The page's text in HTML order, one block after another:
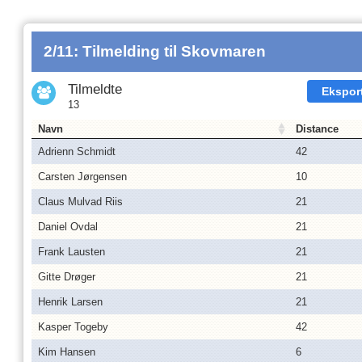
2/11: Tilmelding til Skovmaren
Tilmeldte
13
Navn
Distance
Adrienn Schmidt
42
Carsten Jørgensen 10
Claus Mulvad Riis 21
Daniel Ovdal 21
Frank Lausten 21
Gitte Drøger 21
Henrik Larsen 21
Kasper Togeby 42
Kim Hansen 6